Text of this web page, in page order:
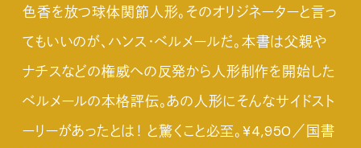
色香を放つ球体関節人形。そのオリジネーターと言っ
てもいいのが、ハンス・ベルメールだ。本書は父親や
ナチスなどの権威への反発から人形制作を開始した
ベルメールの本格評伝。あの人形にそんなサイドスト
ーリーがあったとは！ と驚くこと必至。¥4,950／国書